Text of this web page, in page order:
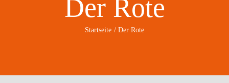
Der Rote
Startseite Der Rote